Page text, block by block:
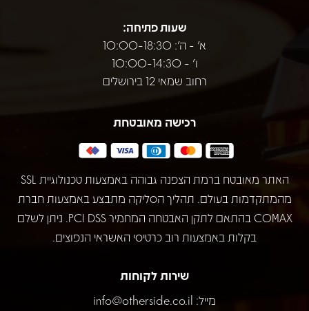
שעות פתיחה:
א' - ה': 10:00-18:30
ו' - 10:00-14:30
רחוב שמאי 12 בירושלים
רכישה מאובטחת
האתר מאובטח ברמת הצפנה גבוהה באמצעות טכנולוגיית SSL
מהמתקדמות בעולם. תהליך הסליקה מתבצע באמצעות חברת
COMAX בהתאם לתקן האבטחה המחמיר PCI DSS. ניתן לשלם
בקלות באמצעות רוב כרטיסי האשראי הנפוצים.
שירות לקוחות
מייל: info@otherside.co.il